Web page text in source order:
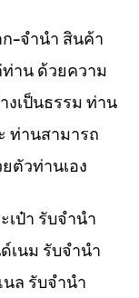
-จำนำ สินค้า
าน ด้วยความ
งเป็นธรรม ท่าน
ท่านสามารถ
ตัวท่านเอง
ป๋า รับจำนำ
เนม รับจำนำ
นล รับจำนำ